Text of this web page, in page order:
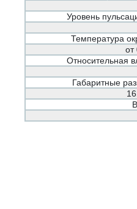
Уровень
Температура
от
Относительная
Габаритные